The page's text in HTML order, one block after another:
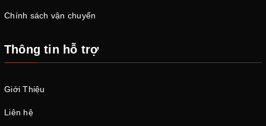
Chính sách vận chuyển
Thông tin hỗ trợ
Giới Thiệu
Liên hệ